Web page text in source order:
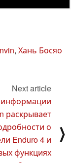
, Хань Босяо
Next article
информации
раскрывает
о
Enduro 4 и
функциях
⟩